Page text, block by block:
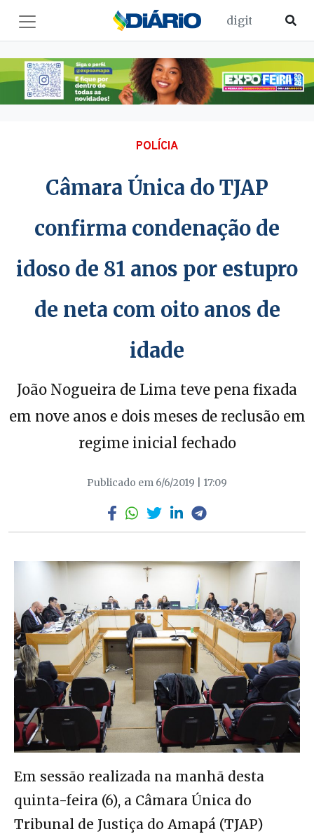
POLÍCIA
Câmara Única do TJAP
confirma condenação de
idoso de 81 anos por estupro
de neta com oito anos de
idade
João Nogueira de Lima teve pena fixada
em nove anos e dois meses de reclusão em
regime inicial fechado
Publicado em 6/6/2019 | 17:09
Em sessão realizada na manhã desta
quinta-feira (6), a Câmara Única do
Tribunal de Justiça do Amapá (TJAP)